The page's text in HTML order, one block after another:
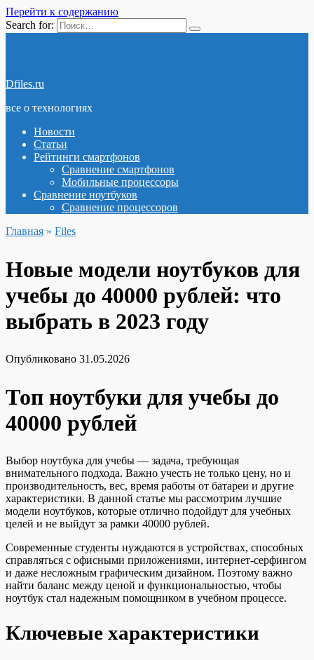
Перейти к содержанию
Search for:
Dfiles.ru
все о технологиях
Новости
Статьи
Рейтинги смартфонов
Сравнение смартфонов
Мобильные процессоры
Сравнение ноутбуков
Сравнение процессоров
Главная » Files
Новые модели ноутбуков для
учебы до 40000 рублей: что
выбрать в 2023 году
Опубликовано 31.05.2026
Топ ноутбуки для учебы до
40000 рублей
Выбор ноутбука для учебы — задача, требующая
внимательного подхода. Важно учесть не только цену, но и
производительность, вес, время работы от батареи и другие
характеристики. В данной статье мы рассмотрим лучшие
модели ноутбуков, которые отлично подойдут для учебных
целей и не выйдут за рамки 40000 рублей.
Современные студенты нуждаются в устройствах, способных
справляться с офисными приложениями, интернет-серфингом
и даже несложным графическим дизайном. Поэтому важно
найти баланс между ценой и функциональностью, чтобы
ноутбук стал надежным помощником в учебном процессе.
Ключевые характеристики